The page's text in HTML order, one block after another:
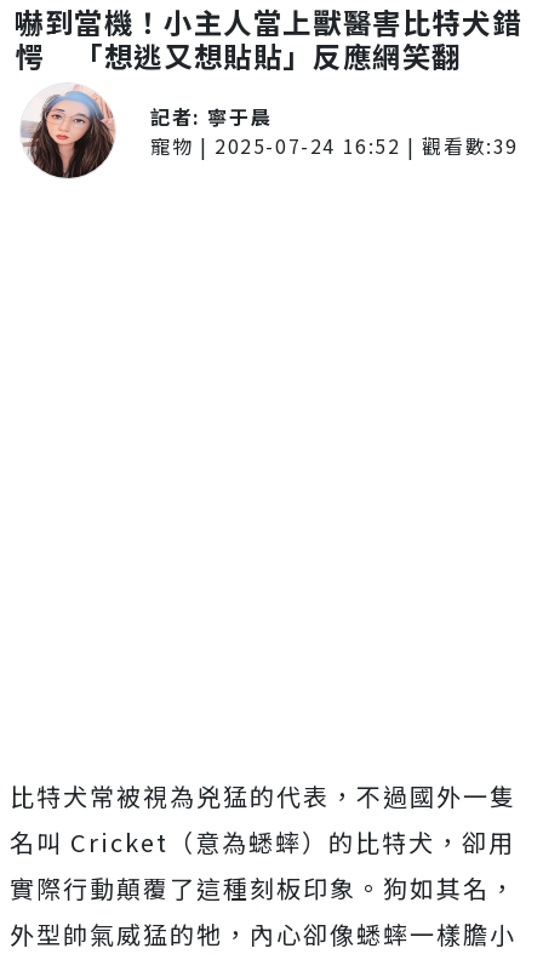
嚇到當機！小主人當上獸醫害比特犬錯
愕 「想逃又想貼貼」反應網笑翻
記者: 寧于晨
寵物 | 2025-07-24 16:52 | 觀看數:39
比特犬常被視為兇猛的代表，不過國外一隻
名叫 Cricket（意為蟋蟀）的比特犬，卻用
實際行動顛覆了這種刻板印象。狗如其名，
外型帥氣威猛的牠，內心卻像蟋蟀一樣膽小